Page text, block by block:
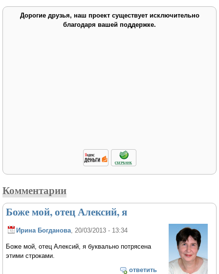
Дорогие друзья, наш проект существует исключительно
благодаря вашей поддержке.
Комментарии
Боже мой, отец Алексий, я
Ирина Богданова, 20/03/2013 - 13:34
Боже мой, отец Алексий, я буквально потрясена
этими строками.
ответить